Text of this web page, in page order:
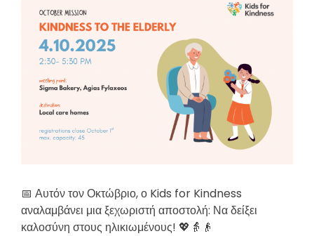
📅 Αυτόν τον Οκτώβριο, ο Kids for Kindness
αναλαμβάνει μια ξεχωριστή αποστολή: Να δείξει
καλοσύνη στους ηλικιωμένους! 💖👵👴